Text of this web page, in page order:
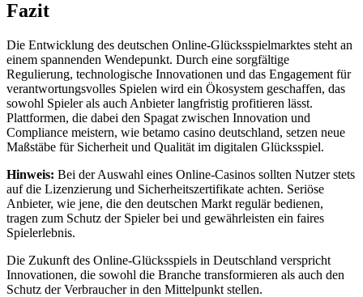
Fazit
Die Entwicklung des deutschen Online-Glücksspielmarktes steht an
einem spannenden Wendepunkt. Durch eine sorgfältige
Regulierung, technologische Innovationen und das Engagement für
verantwortungsvolles Spielen wird ein Ökosystem geschaffen, das
sowohl Spieler als auch Anbieter langfristig profitieren lässt.
Plattformen, die dabei den Spagat zwischen Innovation und
Compliance meistern, wie betamo casino deutschland, setzen neue
Maßstäbe für Sicherheit und Qualität im digitalen Glücksspiel.
Hinweis: Bei der Auswahl eines Online-Casinos sollten Nutzer stets
auf die Lizenzierung und Sicherheitszertifikate achten. Seriöse
Anbieter, wie jene, die den deutschen Markt regulär bedienen,
tragen zum Schutz der Spieler bei und gewährleisten ein faires
Spielerlebnis.
Die Zukunft des Online-Glücksspiels in Deutschland verspricht
Innovationen, die sowohl die Branche transformieren als auch den
Schutz der Verbraucher in den Mittelpunkt stellen.